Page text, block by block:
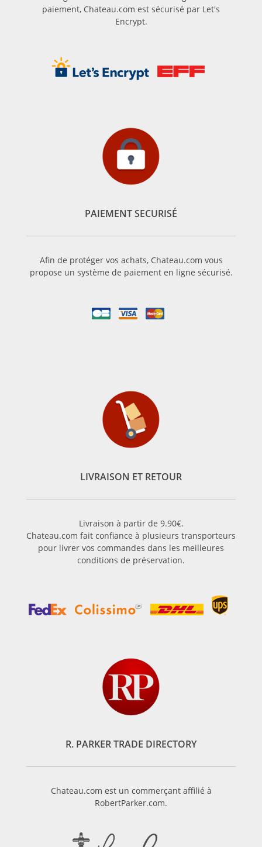
paiement, Chateau.com est sécurisé par Let's
Encrypt.
PAIEMENT SECURISÉ
Afin de protéger vos achats, Chateau.com vous
propose un système de paiement en ligne sécurisé.
LIVRAISON ET RETOUR
Livraison à partir de 9.90€.
Chateau.com fait confiance à plusieurs transporteurs
pour livrer vos commandes dans les meilleures
conditions de préservation.
R. PARKER TRADE DIRECTORY
Chateau.com est un commerçant affilié à
RobertParker.com.